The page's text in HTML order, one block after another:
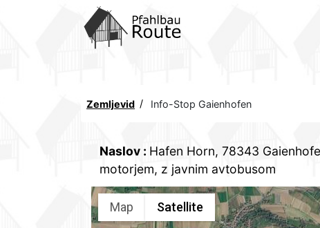
KomunicacijeZemljevid Info-Stop Gaienhofen
Naslov : Hafen Horn, 78343
motorjem, z javnim avtobusom
Map Satellite